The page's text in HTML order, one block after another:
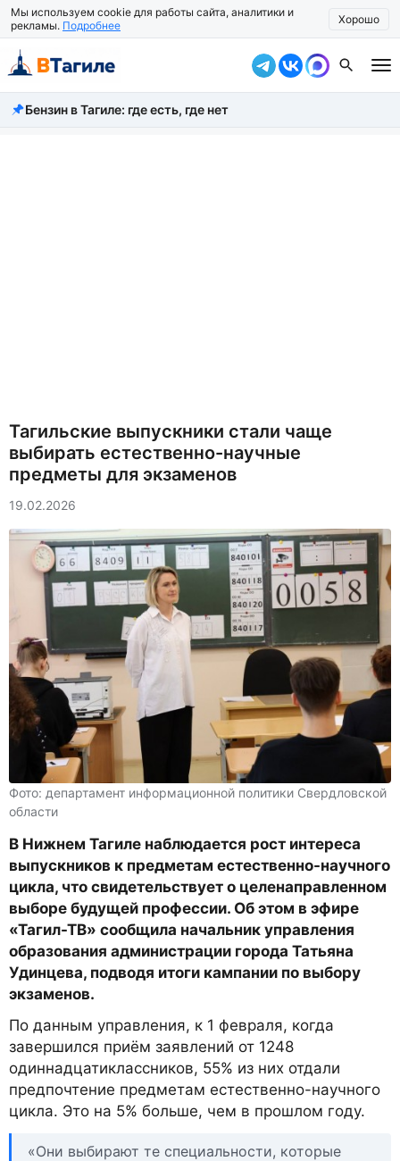
Мы используем cookie для работы сайта, аналитики и
рекламы. Подробнее Хорошо
Все новости
Бензин в Тагиле: где есть, где нет
Тагильские выпускники стали чаще
выбирать естественно-научные
предметы для экзаменов
19.02.2026
Фото: департамент информационной политики Свердловской
области
В Нижнем Тагиле наблюдается рост интереса
выпускников к предметам естественно-научного
цикла, что свидетельствует о целенаправленном
выборе будущей профессии. Об этом в эфире
«Тагил-ТВ» сообщила начальник управления
образования администрации города Татьяна
Удинцева, подводя итоги кампании по выбору
экзаменов.
По данным управления, к 1 февраля, когда
завершился приём заявлений от 1248
одиннадцатиклассников, 55% из них отдали
предпочтение предметам естественно-научного
цикла. Это на 5% больше, чем в прошлом году.
«Они выбирают те специальности, которые